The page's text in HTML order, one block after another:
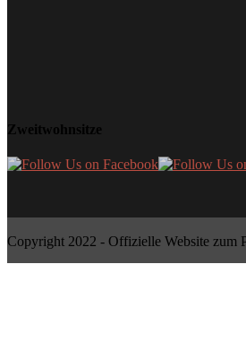
Zweitwohnsitze
Copyright 2022 - Offizielle Website zum